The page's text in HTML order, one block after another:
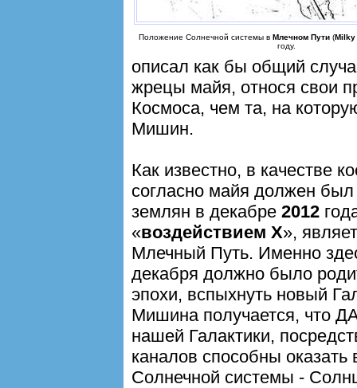
Положение Солнечной системы в Млечном Пути(Milky
году.
описал как бы общий
жрецы майя, относя свои
Космоса, чем та, на
Мишин.
Как известно, в качестве
согласно майя должен
землян в декабре 2012
«воздействием Х»,
Млечный Путь. Именно
декабря должно было
эпохи, вспыхнуть новый
Мишина получается, что
нашей Галактики,
каналов способны
Солнечной системы -